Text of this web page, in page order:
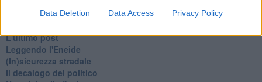
Data Deletion Data Access Privacy Policy
La virtù del non fare
L'ultimo post
Leggendo l'Eneide
​(In)sicurezza stradale
Il decalogo del politico